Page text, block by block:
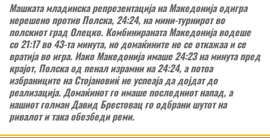
Машката младинска репрезентација на Македонија одигра
нерешено против Полска, 24:24, на мини-турнирот во
полскиот град Олецко. Комбинираната Македонија водеше
со 21:17 во 43-та минута, но домаќините не се откажаа и се
вратија во игра. Иако Македонија имаше 24:23 на минута пред
крајот, Полска од пенал израмни на 24:24, а потоа
избраниците на Стојановиќ не успеаја да дојдат до
реализација. Домаќинот го имаше последниот напад, а
нашиот голман Давид Брестовац го одбрани шутот на
ривалот и така обезбеди реми.